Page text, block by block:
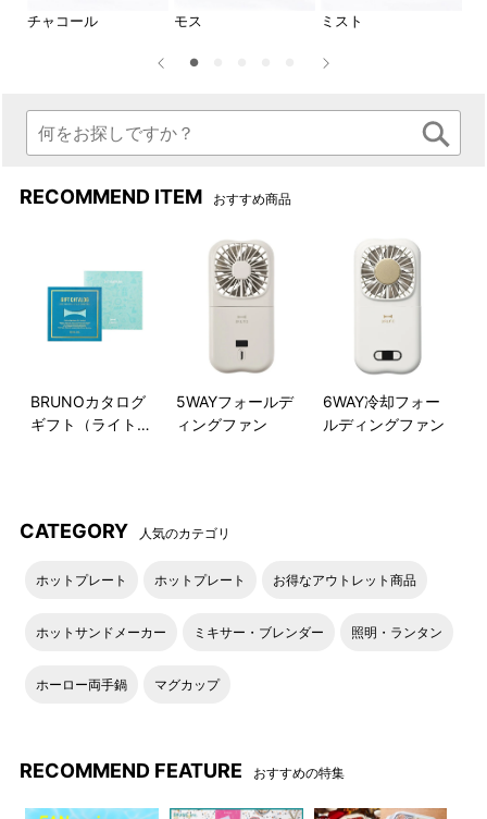
すすめ
ちょっとした特別感のあるタ
美に、時には大切な方への贈
・W340mm×H850mm
・W200mm×H400mm
■イメージ画像には、サイズ違いや当サイトで取り扱い
のない商品が含まれています。
チャコールカラーのテーマは「ふかみのある あじわい」
モスカラーのテーマは「しずかな ただずまい」
ミストカラーのテーマは「きよらかな さわりここち」
チャコール モス ミスト
RECOMMEND ITEM おすすめ商品
BRUNOカタログ
ギフト（ライトブ
5WAYフォールデ
ィングファン
6WAY冷却フォー
ルディングファン
CATEGORY 人気のカテゴリ
ホットプレート ホットプレート お得なアウトレット商品
ホットサンドメーカー ミキサー・ブレンダー 照明・ランタン
ホーロー両手鍋 マグカップ
RECOMMEND FEATURE おすすめの特集